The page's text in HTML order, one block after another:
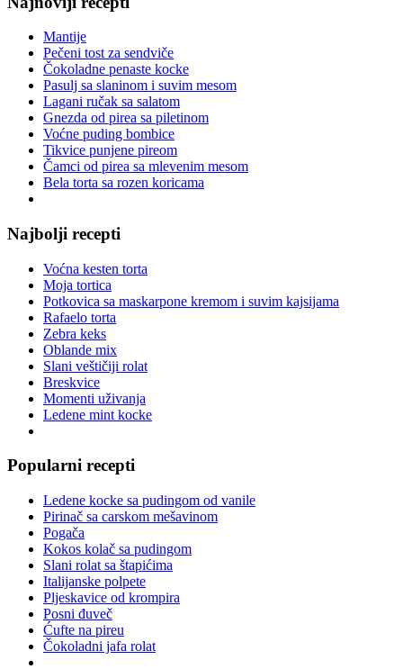
Mantije
Pečeni tost za sendviče
Čokoladne penaste kocke
Pasulj sa slaninom i suvim mesom
Lagani ručak sa salatom
Gnezda od pirea sa piletinom
Voćne puding bombice
Tikvice punjene pireom
Čamci od pirea sa mlevenim mesom
Bela torta sa rozen koricama
Najbolji recepti
Voćna kesten torta
Moja tortica
Potkovica sa maskarpone kremom i suvim kajsijama
Rafaelo torta
Zebra keks
Oblande mix
Slani veštičiji rolat
Breskvice
Momenti uživanja
Ledene mint kocke
Popularni recepti
Ledene kocke sa pudingom od vanile
Pirinač sa carskom mešavinom
Pogača
Kokos kolač sa pudingom
Slani rolat sa štapićima
Italijanske polpete
Pljeskavice od krompira
Posni đuveč
Ćufte na pireu
Čokoladni jafa rolat